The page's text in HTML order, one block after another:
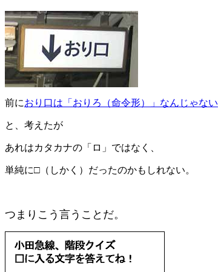
前におり口は「おりろ（命令形）」なんじゃない
と、考えたが
あれはカタカナの「ロ」ではなく、
単純に□（しかく）だったのかもしれない。
つまりこう言うことだ。